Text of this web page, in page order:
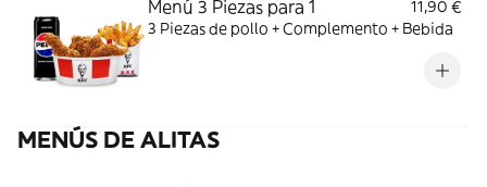
Menú 3 Piezas para 1
11,90 €
3 Piezas de pollo + Complemento + Bebida
MENÚS DE ALITAS